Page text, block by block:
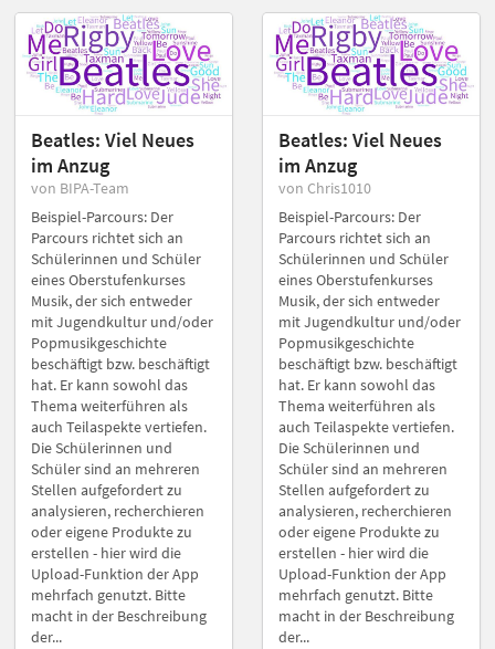
Beatles: Viel Neues
im Anzug
von BIPA-Team
Beispiel-Parcours: Der
Parcours richtet sich an
Schülerinnen und Schüler
eines Oberstufenkurses
Musik, der sich entweder
mit Jugendkultur und/oder
Popmusikgeschichte
beschäftigt bzw. beschäftigt
hat. Er kann sowohl das
Thema weiterführen als
auch Teilaspekte vertiefen.
Die Schülerinnen und
Schüler sind an mehreren
Stellen aufgefordert zu
analysieren, recherchieren
oder eigene Produkte zu
erstellen - hier wird die
Upload-Funktion der App
mehrfach genutzt. Bitte
macht in der Beschreibung
der...
Beatles: Viel Neues
im Anzug
von Chris1010
Beispiel-Parcours: Der
Parcours richtet sich an
Schülerinnen und Schüler
eines Oberstufenkurses
Musik, der sich entweder
mit Jugendkultur und/oder
Popmusikgeschichte
beschäftigt bzw. beschäftigt
hat. Er kann sowohl das
Thema weiterführen als
auch Teilaspekte vertiefen.
Die Schülerinnen und
Schüler sind an mehreren
Stellen aufgefordert zu
analysieren, recherchieren
oder eigene Produkte zu
erstellen - hier wird die
Upload-Funktion der App
mehrfach genutzt. Bitte
macht in der Beschreibung
der...